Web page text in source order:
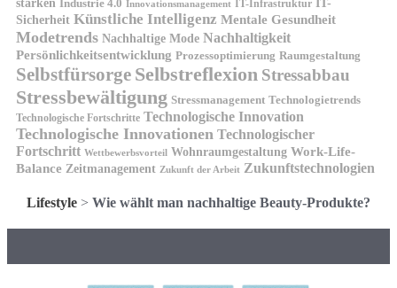
Industrie 4.0 Innovationsmanagement IT-Infrastruktur
Sicherheit Künstliche Intelligenz Mentale Gesundheit
Modetrends Nachhaltige Mode Nachhaltigkeit
Persönlichkeitsentwicklung Prozessoptimierung Raumgestaltung
Selbstfürsorge Selbstreflexion Stressabbau
Stressbewältigung Stressmanagement Technologietrends
Technologische Fortschritte Technologische Innovation
Technologische Innovationen Technologischer
Fortschritt Wettbewerbsvorteil Wohnraumgestaltung Work-Life-
Balance Zeitmanagement Zukunft der Arbeit Zukunftstechnologien
Lifestyle > Wie wählt man nachhaltige Beauty-Produkte?